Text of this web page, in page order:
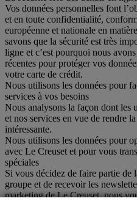
Vos données personnelles font
et en toute confidentialité,
européenne et nationale en
savons que la sécurité est très
ligne et c’est pourquoi nous
récentes pour protéger vos
votre carte de crédit.
Nous utilisons les données pour
services à vos besoins
Nous analysons la façon dont les
et nos services en vue de rendre
intéressante.
Nous utilisons les données pour
avec Le Creuset et pour vous
spéciales
Si vous décidez de faire partie de
groupe et de recevoir les
marketing de Le Creuset, nous